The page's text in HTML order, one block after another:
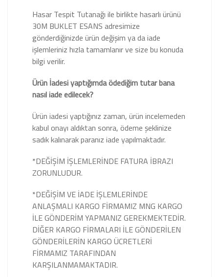
Hasar Tespit Tutanağı ile birlikte hasarlı ürünü
30M BUKLET ESANS adresimize
gönderdiğinizde ürün değişim ya da iade
işlemleriniz hızla tamamlanır ve size bu konuda
bilgi verilir.
Ürün İadesi yaptığımda ödediğim tutar bana
nasıl iade edilecek?
Ürün iadesi yaptığınız zaman, ürün incelemeden
kabul onayı aldıktan sonra, ödeme şeklinize
sadık kalınarak paranız iade yapılmaktadır.
*DEĞİŞİM İŞLEMLERİNDE FATURA İBRAZI
ZORUNLUDUR.
*DEĞİŞİM VE İADE İŞLEMLERİNDE
ANLAŞMALI KARGO FİRMAMIZ MNG KARGO
İLE GÖNDERİM YAPMANIZ GEREKMEKTEDİR.
DİĞER KARGO FİRMALARI İLE GÖNDERİLEN
GÖNDERİLERİN KARGO ÜCRETLERİ
FİRMAMIZ TARAFINDAN
KARŞILANMAMAKTADIR.